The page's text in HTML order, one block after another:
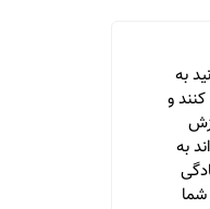
به
کنند و
به
برنامه ای جامع برای کمک به شما در رسیدن به اهداف خود تهیه کنند. 4. آمادگی